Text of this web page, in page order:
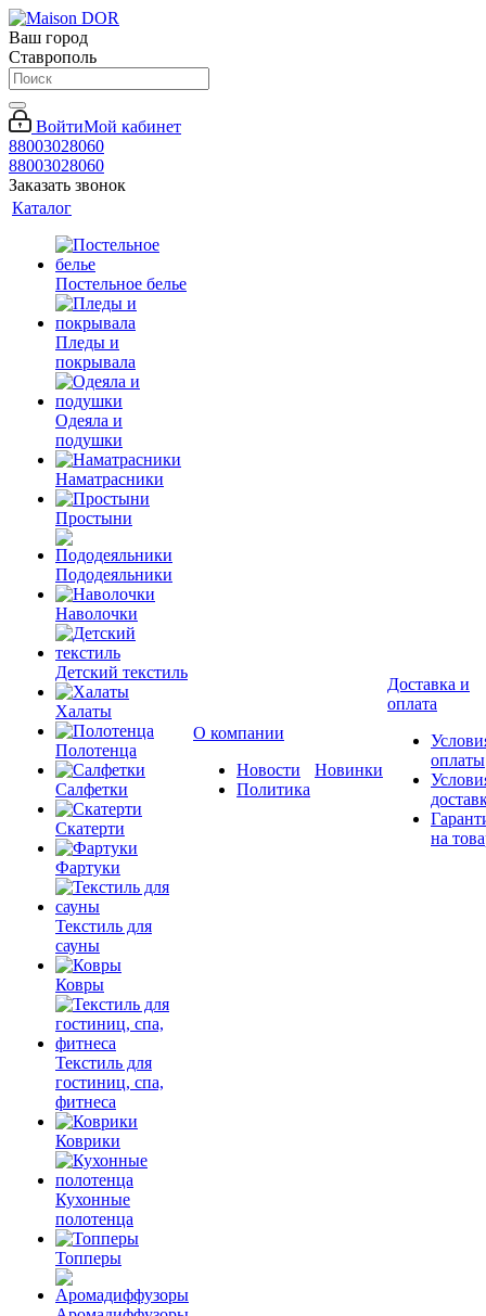
Ваш город
Ставрополь
ВойтиМой кабинет
88003028060
88003028060
Заказать звонок
Каталог
Постельное белье
Пледы и
покрывала
Одеяла и
подушки
Наматрасники
Простыни
Пододеяльники
Наволочки
Детский текстиль
Халаты
Полотенца
Салфетки
Скатерти
Фартуки
Текстиль для
сауны
Ковры
Текстиль для
гостиниц, спа,
фитнеса
Коврики
Кухонные
полотенца
Топперы
О компании
Новости
Политика
Новинки
Доставка и
оплата
оплаты
на